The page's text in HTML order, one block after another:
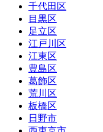
千代田区
目黒区
足立区
江戸川区
江東区
豊島区
葛飾区
荒川区
板橋区
日野市